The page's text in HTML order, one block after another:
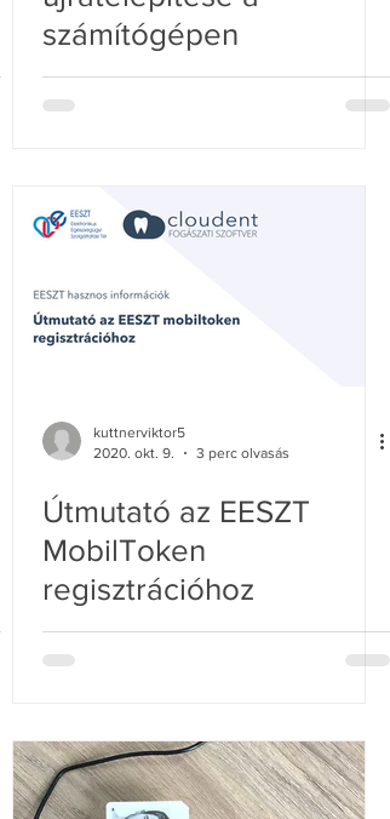
számítógépen
kuttnerviktor5
2020. okt. 9.
3 perc olvasás
Útmutató az EESZT
MobilToken
regisztrációhoz